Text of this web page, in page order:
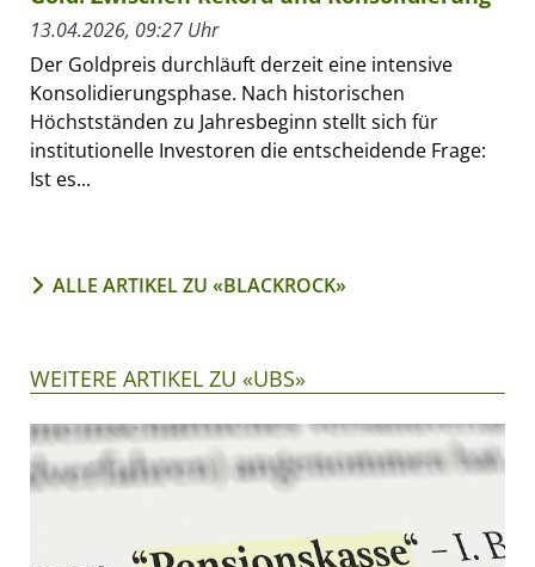
13.04.2026, 09:27 Uhr
Der Goldpreis durchläuft derzeit eine intensive
Konsolidierungsphase. Nach historischen
Höchstständen zu Jahresbeginn stellt sich für
institutionelle Investoren die entscheidende Frage:
Ist es...
ALLE ARTIKEL ZU «BLACKROCK»
WEITERE ARTIKEL ZU «UBS»